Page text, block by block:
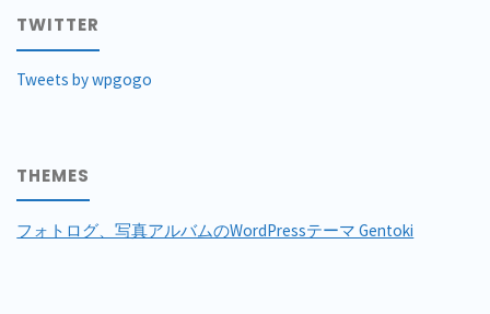
TWITTER
Tweets by wpgogo
THEMES
フォトログ、写真アルバムのWordPressテーマ Gentoki